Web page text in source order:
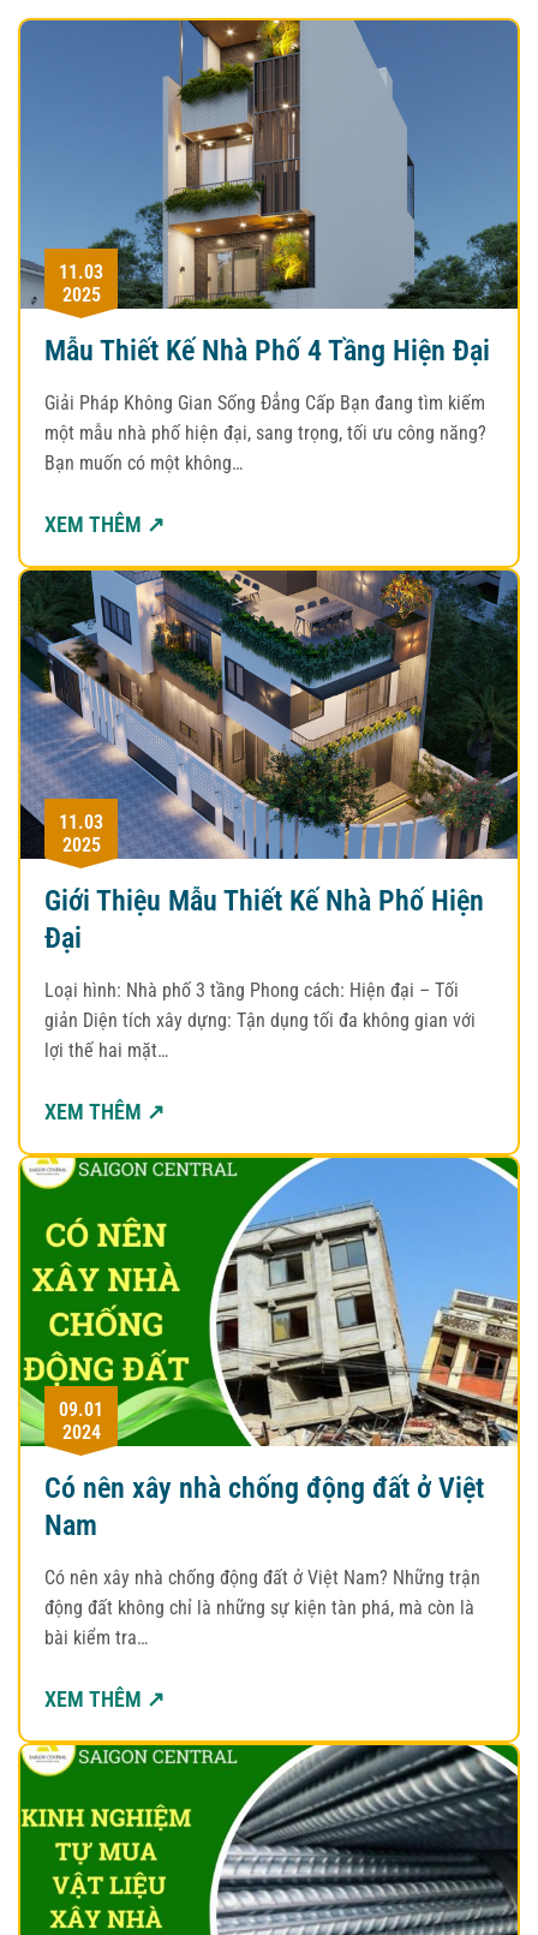
11.03
2025
Mẫu Thiết Kế Nhà Phố 4 Tầng Hiện Đại
Giải Pháp Không Gian Sống Đẳng Cấp Bạn đang tìm kiếm
một mẫu nhà phố hiện đại, sang trọng, tối ưu công năng?
Bạn muốn có một không…
XEM THÊM ↗
11.03
2025
Giới Thiệu Mẫu Thiết Kế Nhà Phố Hiện
Đại
Loại hình: Nhà phố 3 tầng Phong cách: Hiện đại – Tối
giản Diện tích xây dựng: Tận dụng tối đa không gian với
lợi thế hai mặt…
XEM THÊM ↗
09.01
2024
Có nên xây nhà chống động đất ở Việt
Nam
Có nên xây nhà chống động đất ở Việt Nam? Những trận
động đất không chỉ là những sự kiện tàn phá, mà còn là
bài kiểm tra…
XEM THÊM ↗